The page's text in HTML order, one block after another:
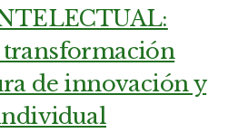
de innovación y